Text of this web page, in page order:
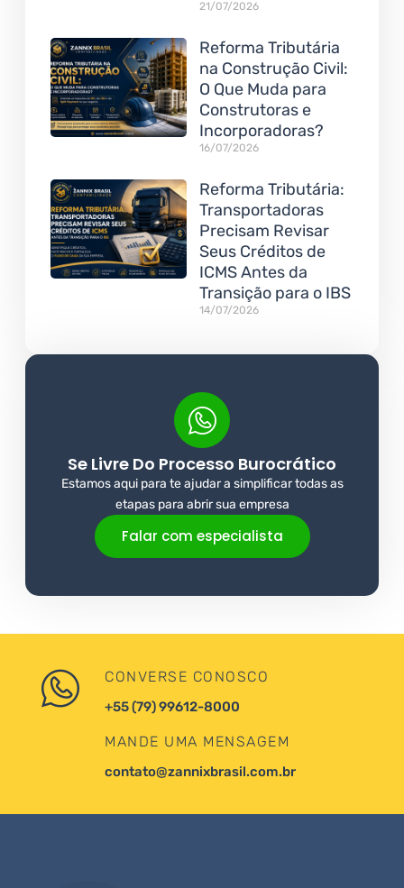
21/07/2026
Reforma Tributária
na Construção Civil:
O Que Muda para
Construtoras e
Incorporadoras?
16/07/2026
Reforma Tributária:
Transportadoras
Precisam Revisar
Seus Créditos de
ICMS Antes da
Transição para o IBS
14/07/2026
Se Livre Do Processo Burocrático
Estamos aqui para te ajudar a simplificar todas as
etapas para abrir sua empresa
Falar com especialista
CONVERSE CONOSCO
+55 (79) 99612-8000
MANDE UMA MENSAGEM
contato@zannixbrasil.com.br